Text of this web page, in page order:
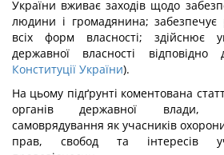
України вживає заходів щодо
людини і громадянина; забезпечує
всіх форм власності; здійснює
державної власності
Конституції України).
На цьому підґрунті коментована
органів державної влади,
самоврядування як учасників
прав, свобод та інтересів